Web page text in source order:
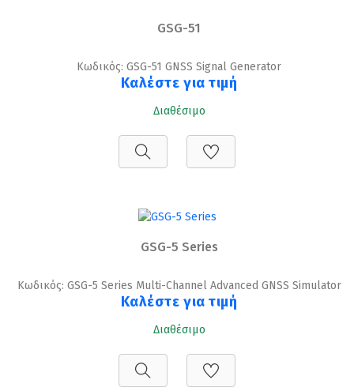
GSG-51
Κωδικός: GSG-51 GNSS Signal Generator
Καλέστε για τιμή
Διαθέσιμο
GSG-5 Series
Κωδικός: GSG-5 Series Multi-Channel Advanced GNSS Simulator
Καλέστε για τιμή
Διαθέσιμο